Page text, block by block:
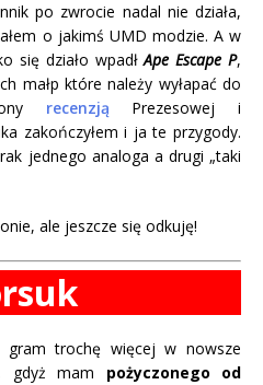
po zwrocie nadal nie działa,
o jakimś UMD modzie. A w
się działo wpadłApe Escape P,
małp które należy wyłapać do
recenzją Prezesowej i
zakończyłem i ja te przygody.
jednego analoga a drugi „taki
ale jeszcze się odkuję!
gram trochę więcej w nowsze
gdyż mam pożyczonego od